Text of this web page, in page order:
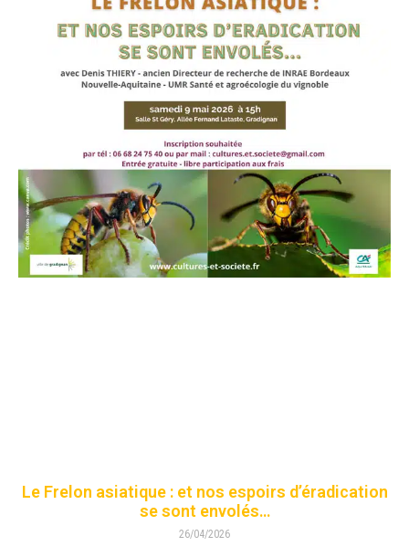
Le Frelon asiatique : et nos espoirs d’éradication
se sont envolés…
26/04/2026